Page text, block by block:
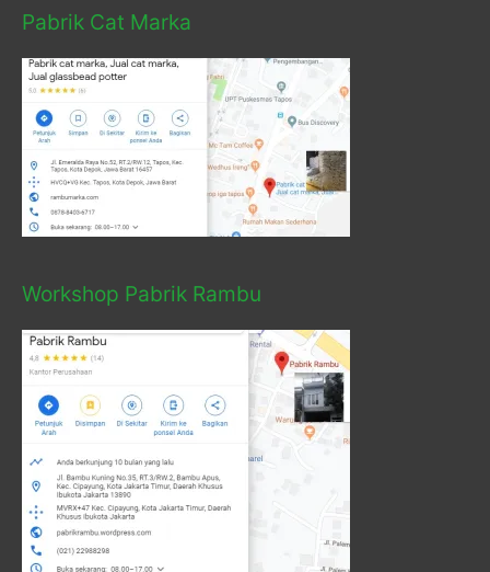
Pabrik Cat Marka
Workshop Pabrik Rambu